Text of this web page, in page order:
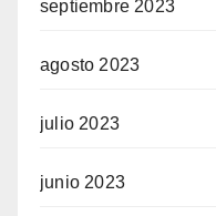
septiembre 2023
agosto 2023
julio 2023
junio 2023